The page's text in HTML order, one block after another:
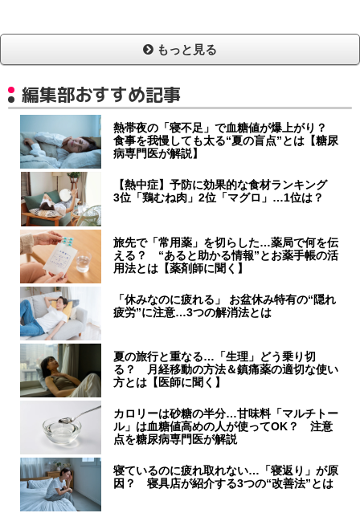
もっと見る
編集部おすすめ記事
熱帯夜の「寝不足」で血糖値が爆上がり？
食事を我慢しても太る“夏の盲点”とは【糖尿
病専門医が解説】
【熱中症】予防に効果的な食材ランキング
3位「鶏むね肉」2位「マグロ」…1位は？
旅先で「常用薬」を切らした…薬局で何を伝
える？ “あると助かる情報”とお薬手帳の活
用法とは【薬剤師に聞く】
「休みなのに疲れる」 お盆休み特有の“隠れ
疲労”に注意…3つの解消法とは
夏の旅行と重なる…「生理」どう乗り切
る？ 月経移動の方法＆鎮痛薬の適切な使い
方とは【医師に聞く】
カロリーは砂糖の半分…甘味料「マルチトー
ル」は血糖値高めの人が使ってOK？ 注意
点を糖尿病専門医が解説
寝ているのに疲れ取れない…「寝返り」が原
因？ 寝具店が紹介する3つの“改善法”とは